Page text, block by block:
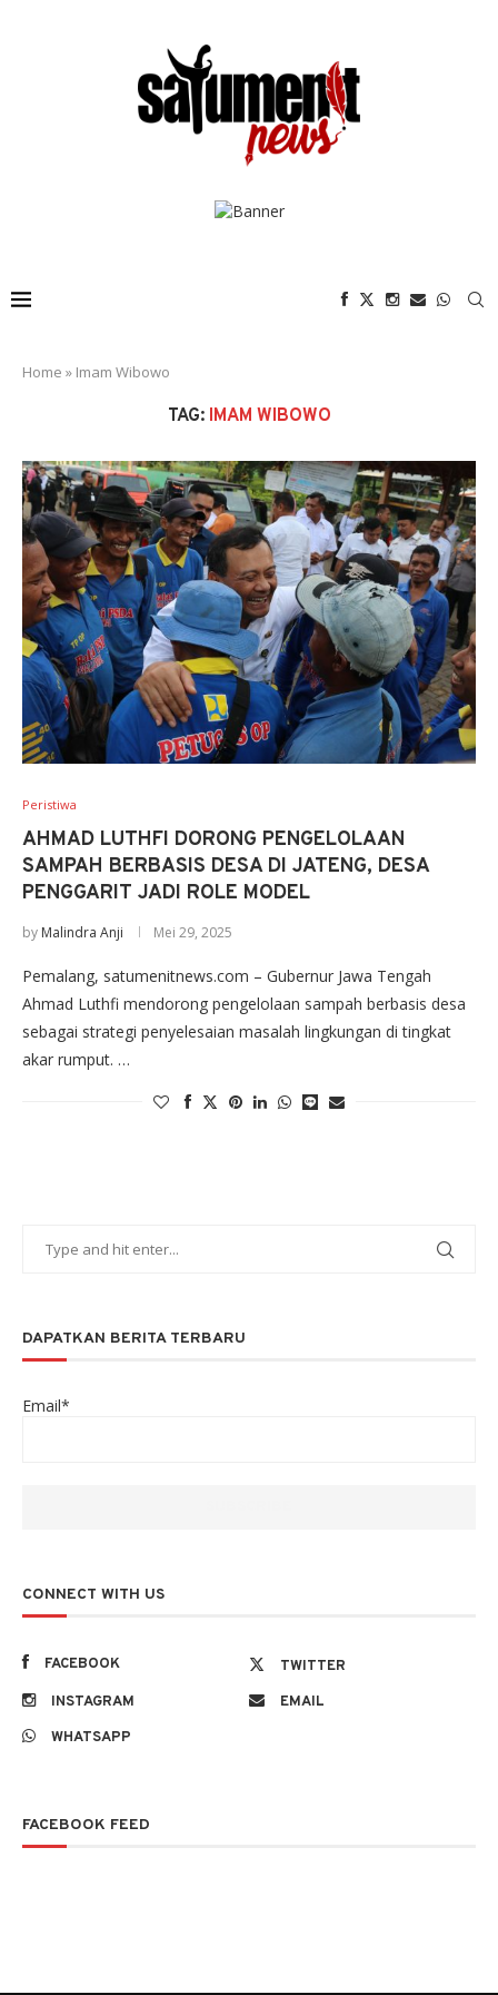
Home » Imam Wibowo
TAG: IMAM WIBOWO
Peristiwa
AHMAD LUTHFI DORONG PENGELOLAAN
SAMPAH BERBASIS DESA DI JATENG, DESA
PENGGARIT JADI ROLE MODEL
by Malindra Anji Mei 29, 2025
Pemalang, satumenitnews.com – Gubernur Jawa Tengah
Ahmad Luthfi mendorong pengelolaan sampah berbasis desa
sebagai strategi penyelesaian masalah lingkungan di tingkat
akar rumput. …
DAPATKAN BERITA TERBARU
Email*
CONNECT WITH US
FACEBOOK
TWITTER
INSTAGRAM
EMAIL
WHATSAPP
FACEBOOK FEED